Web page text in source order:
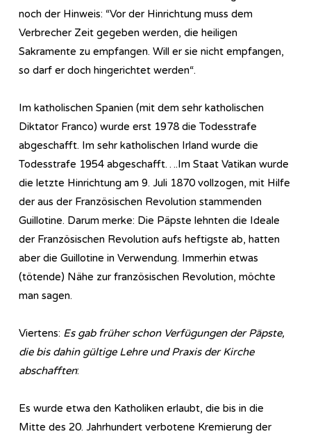
noch der Hinweis: “Vor der Hinrichtung muss dem
Verbrecher Zeit gegeben werden, die heiligen
Sakramente zu empfangen. Will er sie nicht empfangen,
so darf er doch hingerichtet werden“.
Im katholischen Spanien (mit dem sehr katholischen
Diktator Franco) wurde erst 1978 die Todesstrafe
abgeschafft. Im sehr katholischen Irland wurde die
Todesstrafe 1954 abgeschafft….Im Staat Vatikan wurde
die letzte Hinrichtung am 9. Juli 1870 vollzogen, mit Hilfe
der aus der Französischen Revolution stammenden
Guillotine. Darum merke: Die Päpste lehnten die Ideale
der Französischen Revolution aufs heftigste ab, hatten
aber die Guillotine in Verwendung. Immerhin etwas
(tötende) Nähe zur französischen Revolution, möchte
man sagen.
Viertens: Es gab früher schon Verfügungen der Päpste,
die bis dahin gültige Lehre und Praxis der Kirche
abschafften:
Es wurde etwa den Katholiken erlaubt, die bis in die
Mitte des 20. Jahrhundert verbotene Kremierung der